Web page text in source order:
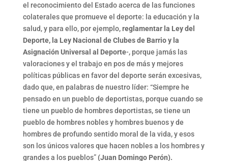
el reconocimiento del Estado acerca de las funciones
colaterales que promueve el deporte: la educación y la
salud, y para ello, por ejemplo,reglamentar la Ley del
Deporte, la Ley Nacional de Clubes de Barrio y la
Asignación Universal al Deporte-, porque jamás las
valoraciones y el trabajo en pos de más y mejores
políticas públicas en favor del deporte serán excesivas,
dado que, en palabras de nuestro líder: “Siempre he
pensado en un pueblo de deportistas, porque cuando se
tiene un pueblo de hombres deportistas, se tiene un
pueblo de hombres nobles y hombres buenos y de
hombres de profundo sentido moral de la vida, y esos
son los únicos valores que hacen nobles a los hombres y
grandes a los pueblos” (Juan Domingo Perón).